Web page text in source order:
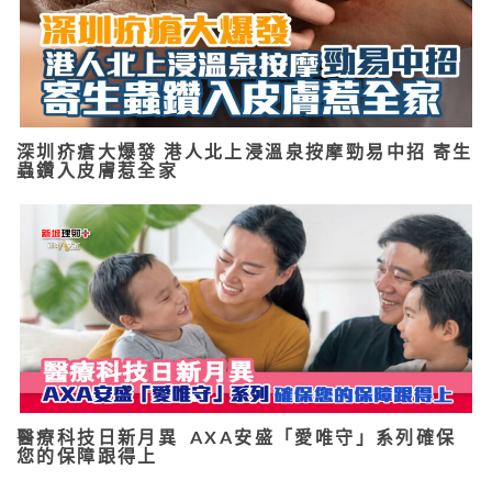
深圳疥瘡大爆發 港人北上浸溫泉按摩勁易中招 寄生
蟲鑽入皮膚惹全家
醫療科技日新月異 AXA安盛「愛唯守」系列確保
您的保障跟得上